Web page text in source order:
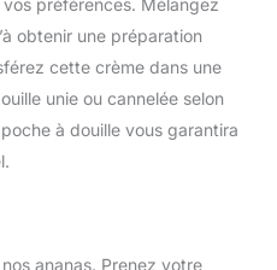
vos préférences. Mélangez
obtenir une préparation
cette crème dans une
unie ou cannelée selon
à douille vous garantira
ananas. Prenez votre